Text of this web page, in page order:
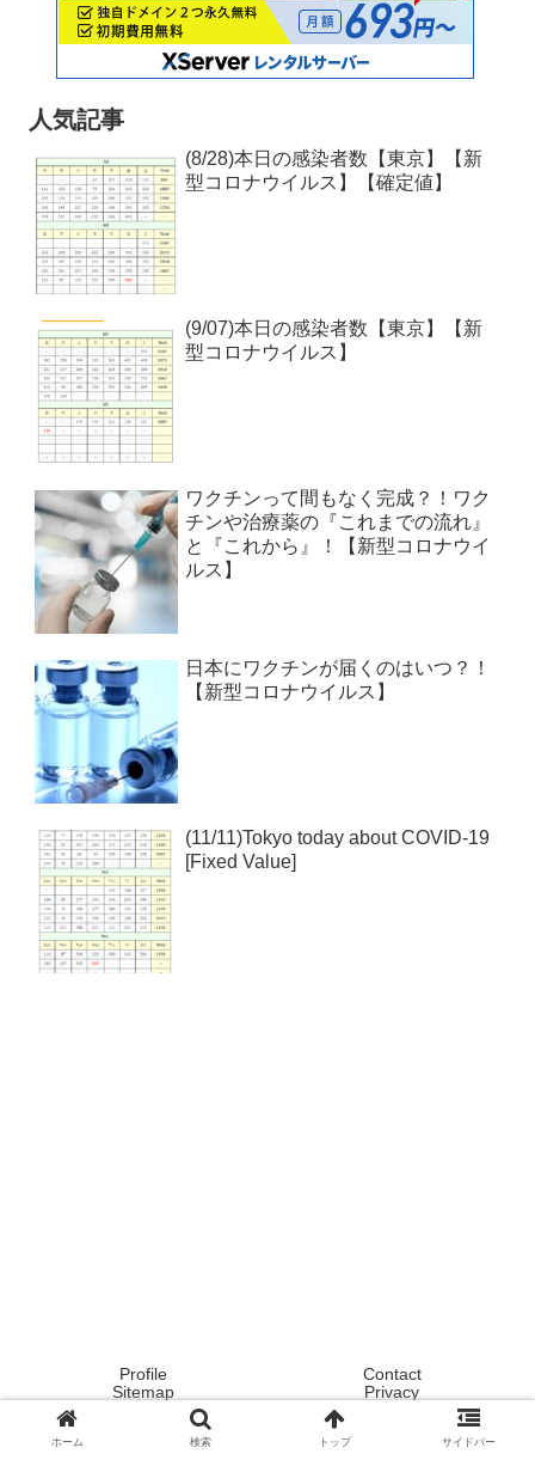
人気記事
(8/28)本日の感染者数【東京】【新
型コロナウイルス】【確定値】
(9/07)本日の感染者数【東京】【新
型コロナウイルス】
ワクチンって間もなく完成？！ワク
チンや治療薬の『これまでの流れ』
と『これから』！【新型コロナウイ
ルス】
日本にワクチンが届くのはいつ？！
【新型コロナウイルス】
(11/11)Tokyo today about COVID-19
[Fixed Value]
Profile
Contact
Sitemap
Privacy
Copyright © 2020 Tokyo ! Japan ! Life now ! All Rights Reserved.
ホーム 検索 トップ サイドバー